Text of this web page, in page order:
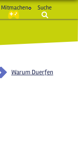
Mitmachen Suche
schlau
Warum Duerfen